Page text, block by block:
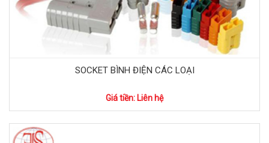
SOCKET BÌNH ĐIỆN CÁC LOẠI
Giá tiền: Liên hệ